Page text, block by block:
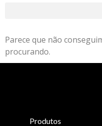
Parece que não
procurando.
Produtos